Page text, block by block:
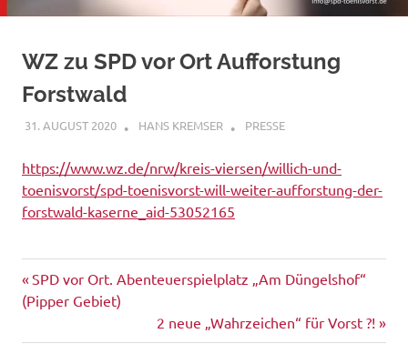
WZ zu SPD vor Ort Aufforstung
Forstwald
31. AUGUST 2020 HANS KREMSER PRESSE
https://www.wz.de/nrw/kreis-viersen/willich-und-
toenisvorst/spd-toenisvorst-will-weiter-aufforstung-der-
forstwald-kaserne_aid-53052165
Beitragsnavigation
Vorheriger
Beitrag:
SPD vor Ort. Abenteuerspielplatz „Am Düngelshof“
(Pipper Gebiet)
Nächster
Beitrag:
2 neue „Wahrzeichen“ für Vorst ?!